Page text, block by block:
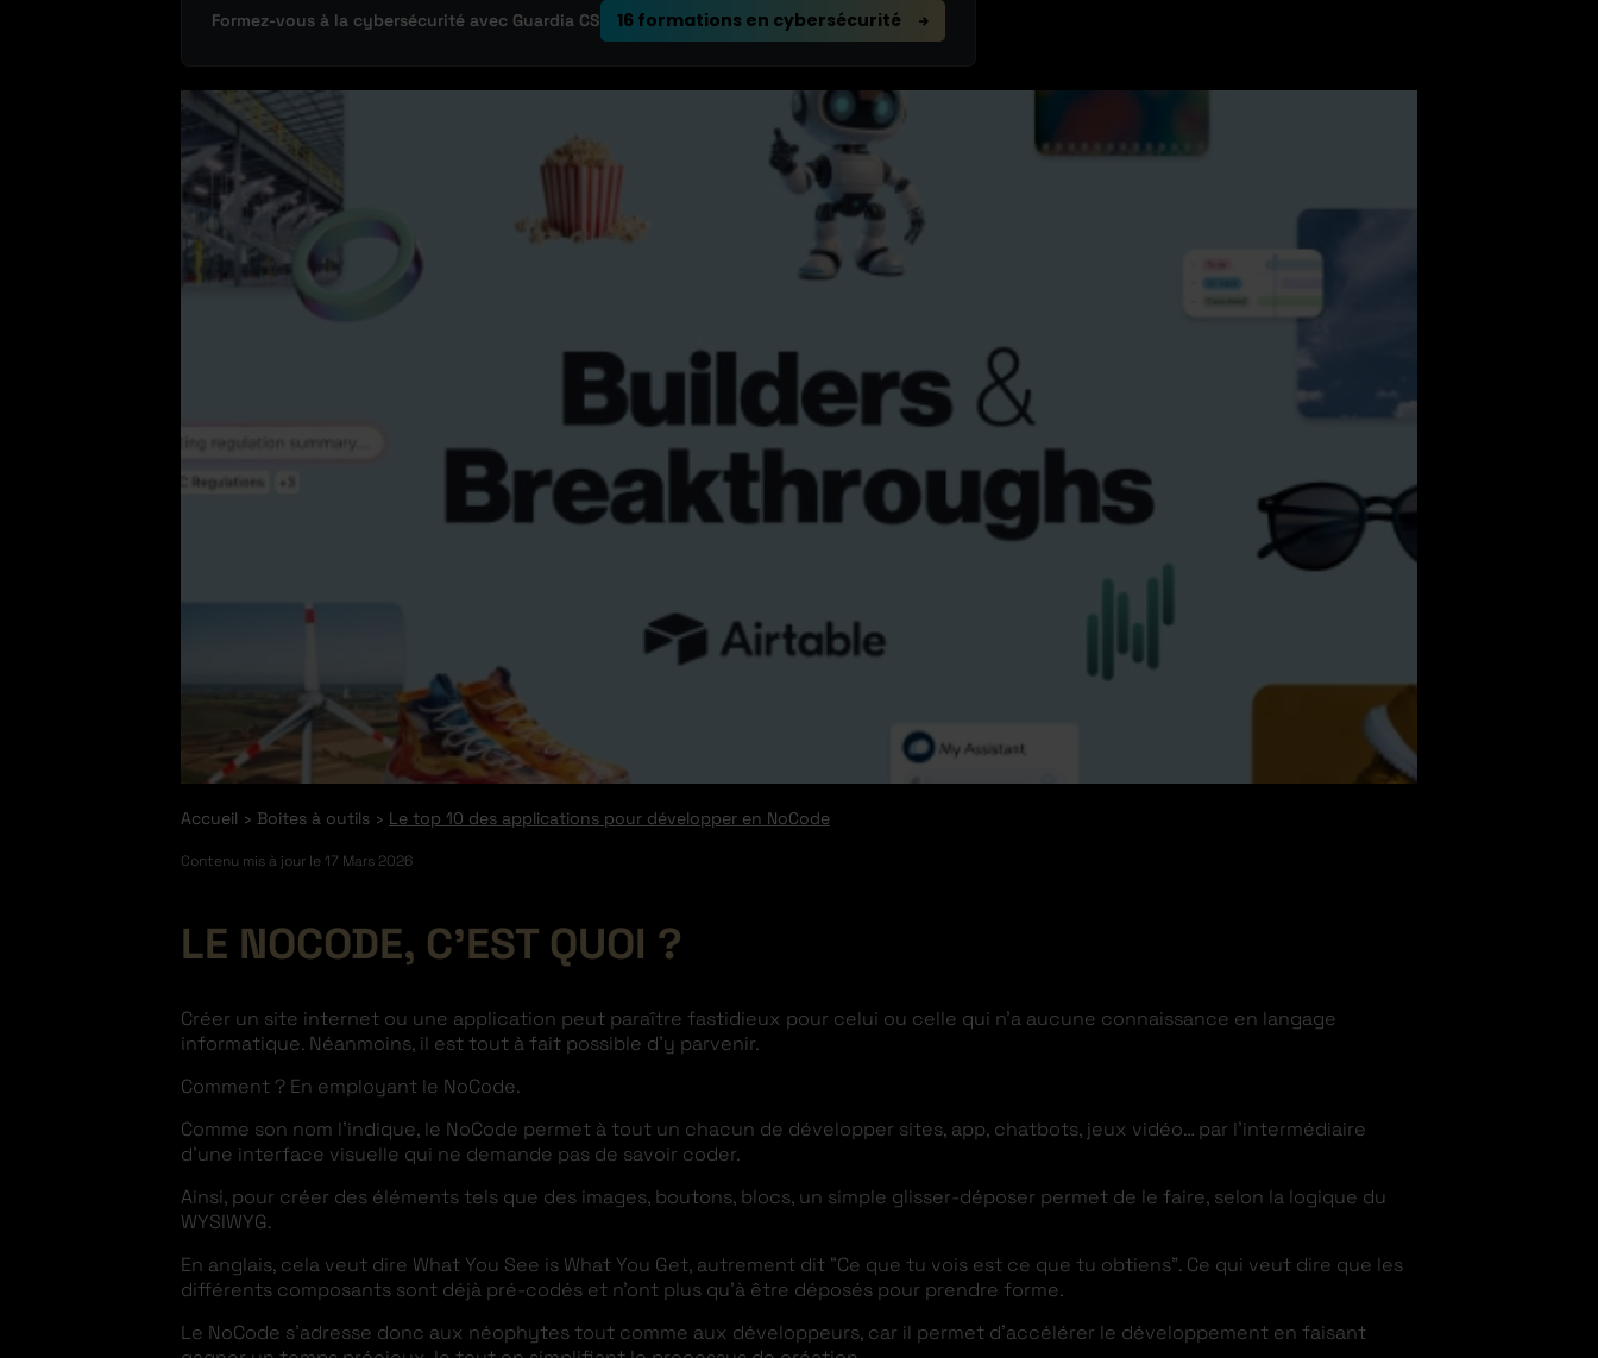
Formez-vous à la cybersécurité avec Guardia CS 16 formations en cybersécurité
Accueil Boites à outils Le top 10 des applications pour développer en NoCode
Contenu mis à jour le17 Mars 2026
LE NOCODE, C’EST QUOI ?
Créer un site internet ou une application peut paraître fastidieux pour celui ou celle qui n’a aucune connaissance en langage
informatique. Néanmoins, il est tout à fait possible d’y parvenir.
Comment ? En employant le NoCode.
Comme son nom l’indique, le NoCode permet à tout un chacun de développer sites, app, chatbots, jeux vidéo… par l’intermédiaire
d’une interface visuelle qui ne demande pas de savoir coder.
Ainsi, pour créer des éléments tels que des images, boutons, blocs, un simple glisser-déposer permet de le faire, selon la logique du
WYSIWYG.
En anglais, cela veut dire What You See is What You Get, autrement dit “Ce que tu vois est ce que tu obtiens”. Ce qui veut dire que les
différents composants sont déjà pré-codés et n’ont plus qu’à être déposés pour prendre forme.
Le NoCode s’adresse donc aux néophytes tout comme aux développeurs, car il permet d’accélérer le développement en faisant